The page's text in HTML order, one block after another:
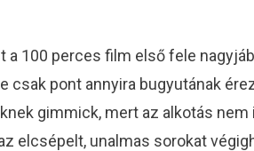
100 perces film első fele
csak pont annyira bugyutának
gimmick, mert az alkotás
elcsépelt, unalmas sorokat